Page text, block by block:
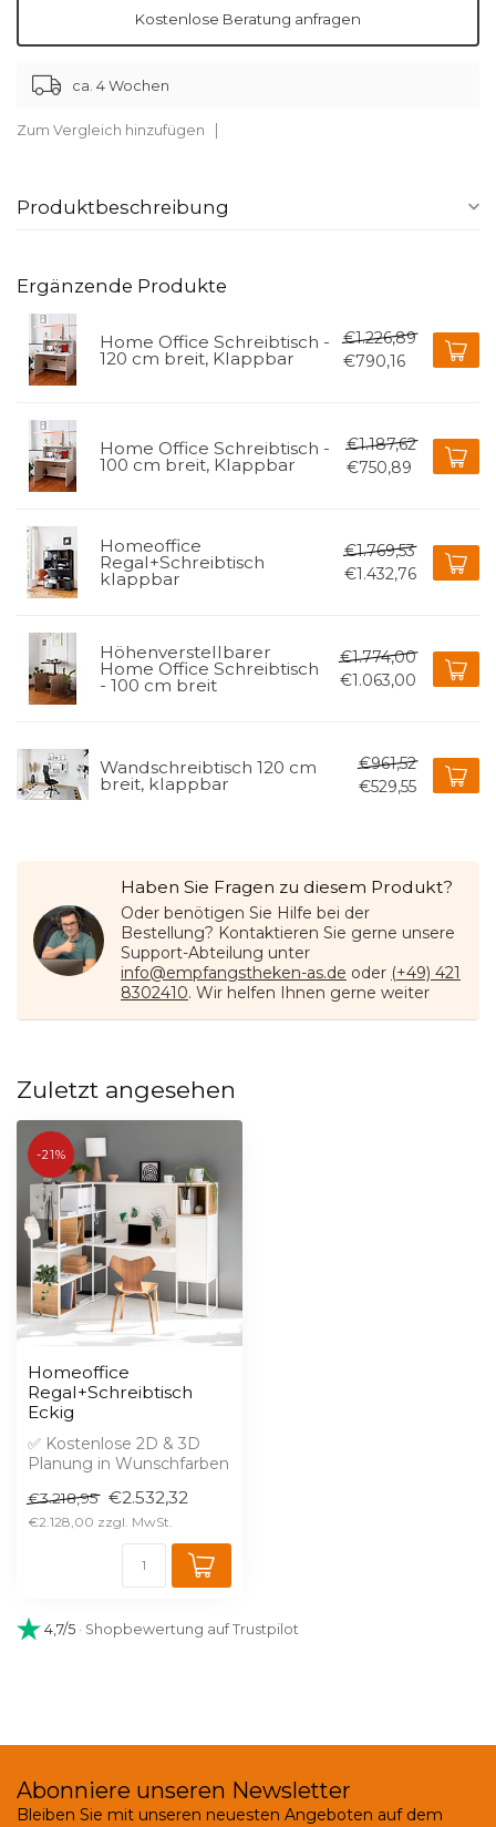
Kostenlose Beratung anfragen
ca. 4 Wochen
Zum Vergleich hinzufügen
Produktbeschreibung
Ergänzende Produkte
Home Office Schreibtisch -
120 cm breit, Klappbar
€1.226,89
€790,16
Home Office Schreibtisch -
100 cm breit, Klappbar
€1.187,62
€750,89
Homeoffice
Regal+Schreibtisch
klappbar
€1.769,53
€1.432,76
Höhenverstellbarer
Home Office Schreibtisch
- 100 cm breit
€1.774,00
€1.063,00
Wandschreibtisch 120 cm
breit, klappbar
€961,52
€529,55
Haben Sie Fragen zu diesem Produkt?
Oder benötigen Sie Hilfe bei der
Bestellung? Kontaktieren Sie gerne unsere
Support-Abteilung unter
info@empfangstheken-as.de oder (+49) 421
8302410. Wir helfen Ihnen gerne weiter
Zuletzt angesehen
-21%
Homeoffice
Regal+Schreibtisch
Eckig
✅ Kostenlose 2D & 3D
Planung in Wunschfarben
✅ Versan...
€3.218,95 €2.532,32
€2.128,00
4,7/5 · Shopbewertung auf Trustpilot
Abonniere unseren Newsletter
Bleiben Sie mit unseren neuesten Angeboten auf dem